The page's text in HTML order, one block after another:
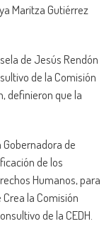
Maritza Gutiérrez
de Jesús Rendón
de la Comisión
definieron que la
de
de los
Humanos, para
la Comisión
de la CEDH.